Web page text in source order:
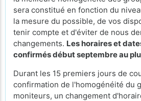
sera constitué en fonction du
la mesure du possible, de vos
tenir compte et d'éviter de nous
changements. Les horaires et
confirmés début septembre au
Durant les 15 premiers jours de
confirmation de l'homogénéité du
moniteurs, un changement